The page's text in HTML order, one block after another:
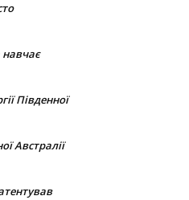
Південної
Австралії